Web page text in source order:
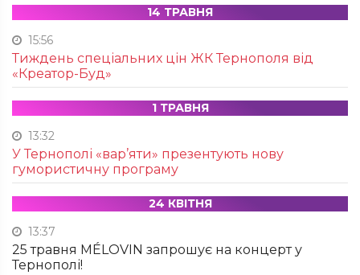
14 ТРАВНЯ
15:56
Тиждень спеціальних цін ЖК Тернополя від
«Креатор-Буд»
1 ТРАВНЯ
13:32
У Тернополі «вар’яти» презентують нову
гумористичну програму
24 КВІТНЯ
13:37
25 травня MÉLOVIN запрошує на концерт у
Тернополі!